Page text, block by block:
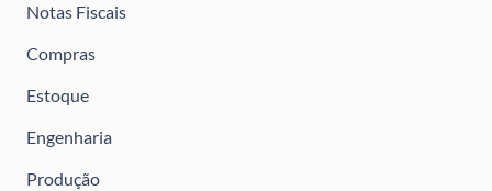
Notas Fiscais
Compras
Estoque
Engenharia
Produção